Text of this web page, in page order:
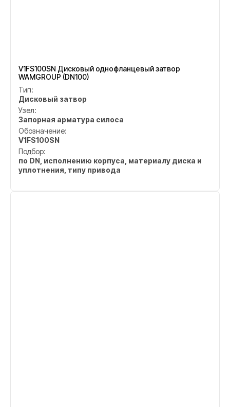
V1FS100SN Дисковый однофланцевый затвор
WAMGROUP (DN100)
Тип:
Дисковый затвор
Узел:
Запорная арматура силоса
Обозначение:
V1FS100SN
Подбор:
по DN, исполнению корпуса, материалу диска и
уплотнения, типу привода